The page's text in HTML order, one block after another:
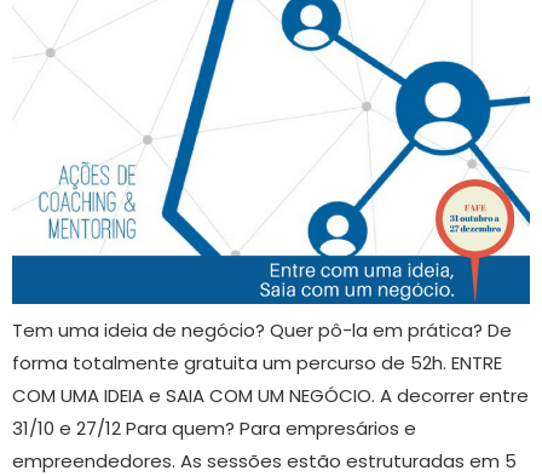
Tem uma ideia de negócio? Quer pô-la em prática? De
forma totalmente gratuita um percurso de 52h. ENTRE
COM UMA IDEIA e SAIA COM UM NEGÓCIO. A decorrer entre
31/10 e 27/12 Para quem? Para empresários e
empreendedores. As sessões estão estruturadas em 5